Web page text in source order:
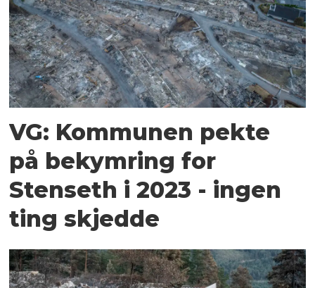
VG: Kommunen pekte
på bekymring for
Stenseth i 2023 - ingen
ting skjedde